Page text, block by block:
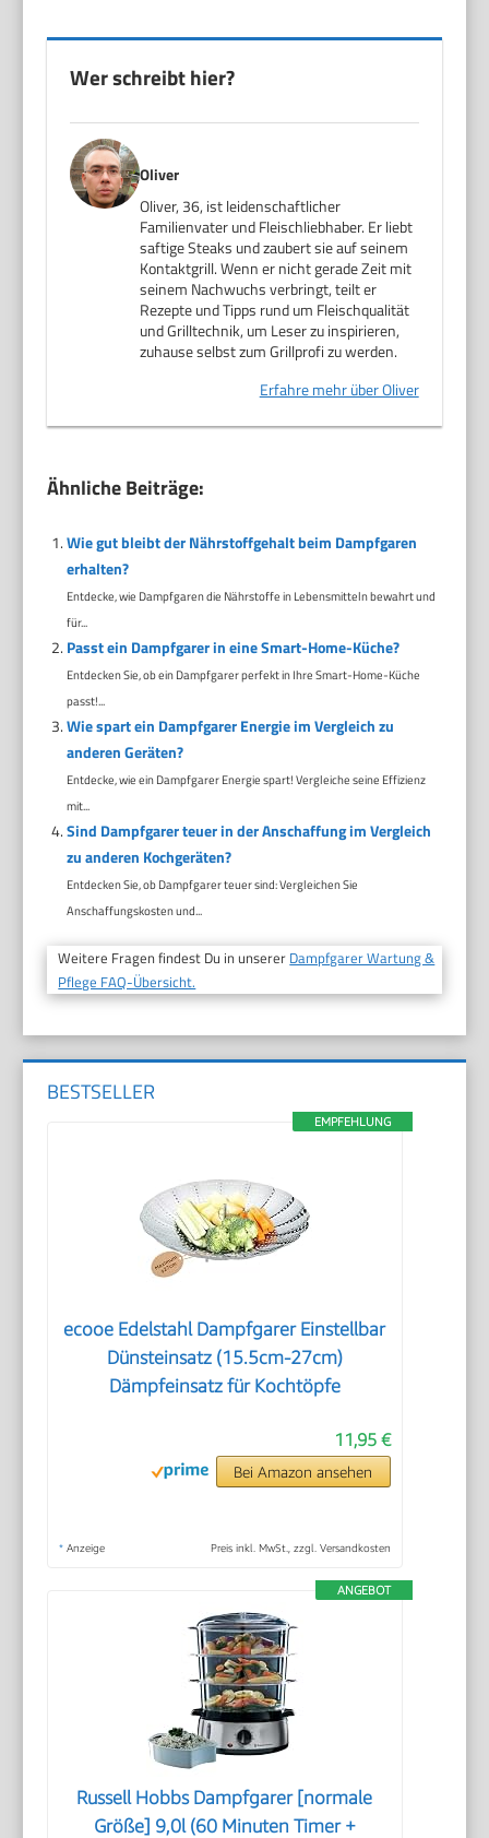
Wer schreibt hier?
Oliver
Oliver, 36, ist leidenschaftlicher
Familienvater und Fleischliebhaber. Er liebt
saftige Steaks und zaubert sie auf seinem
Kontaktgrill. Wenn er nicht gerade Zeit mit
seinem Nachwuchs verbringt, teilt er
Rezepte und Tipps rund um Fleischqualität
und Grilltechnik, um Leser zu inspirieren,
zuhause selbst zum Grillprofi zu werden.
Erfahre mehr über Oliver
Ähnliche Beiträge:
Wie gut bleibt der Nährstoffgehalt beim Dampfgaren
erhalten?
Entdecke, wie Dampfgaren die Nährstoffe in Lebensmitteln bewahrt und
für...
Passt ein Dampfgarer in eine Smart-Home-Küche?
Entdecken Sie, ob ein Dampfgarer perfekt in Ihre Smart-Home-Küche
passt!...
Wie spart ein Dampfgarer Energie im Vergleich zu
anderen Geräten?
Entdecke, wie ein Dampfgarer Energie spart! Vergleiche seine Effizienz
mit...
Sind Dampfgarer teuer in der Anschaffung im Vergleich
zu anderen Kochgeräten?
Entdecken Sie, ob Dampfgarer teuer sind: Vergleichen Sie
Anschaffungskosten und...
Weitere Fragen findest Du in unserer Dampfgarer Wartung &
Pflege FAQ-Übersicht.
BESTSELLER
EMPFEHLUNG
ecooe Edelstahl Dampfgarer Einstellbar
Dünsteinsatz (15.5cm-27cm)
Dämpfeinsatz für Kochtöpfe
11,95 €
Bei Amazon ansehen
* Anzeige Preis inkl. MwSt., zzgl. Versandkosten
ANGEBOT
Russell Hobbs Dampfgarer [normale
Größe] 9,0l (60 Minuten Timer +